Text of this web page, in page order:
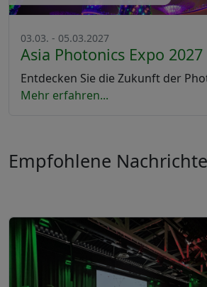
03.03. - 05.03.2027
Asia Photonics Expo 2027
Entdecken Sie die Zukunft der
Mehr erfahren...
Empfohlene